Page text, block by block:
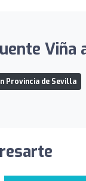
Provincia de Sevilla